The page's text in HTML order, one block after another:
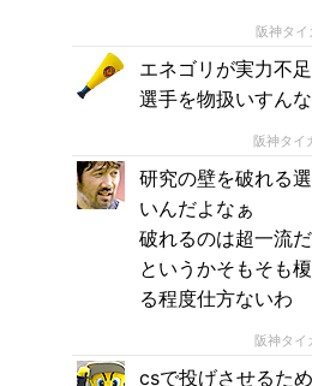
阪神タイ
エネゴリが実力不
選手を物扱いすんな
阪神タイ
研究の壁を破れる
いんだよなぁ
破れるのは超一流
というかそもそも
る程度仕方ないわ
阪神タイ
csで投げさせるため